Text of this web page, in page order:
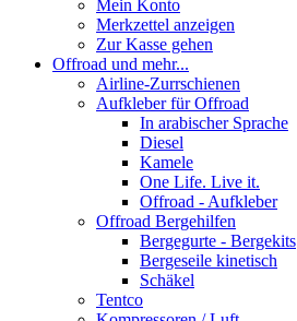
Mein Konto
Merkzettel anzeigen
Zur Kasse gehen
Offroad und mehr...
Airline-Zurrschienen
Aufkleber für Offroad
In arabischer Sprache
Diesel
Kamele
One Life. Live it.
Offroad - Aufkleber
Offroad Bergehilfen
Bergegurte - Bergekits
Bergeseile kinetisch
Schäkel
Tentco